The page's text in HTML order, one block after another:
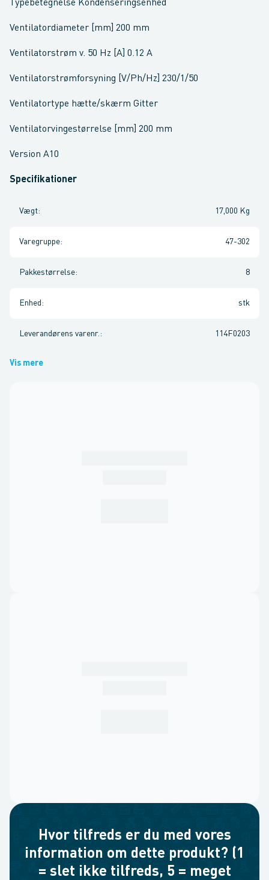
Typebetegnelse Kondenseringsenhed
Ventilatordiameter [mm] 200 mm
Ventilatorstrøm v. 50 Hz [A] 0.12 A
Ventilatorstrømforsyning [V/Ph/Hz] 230/1/50
Ventilatortype hætte/skærm Gitter
Ventilatorvingestørrelse [mm] 200 mm
Version A10
Specifikationer
Vægt: 17,000 Kg
Varegruppe: 47-302
Pakkestørrelse: 8
Enhed : stk
Leverandørens varenr. : 114F0203
Vis mere
Hvor tilfreds er du med vores
information om dette produkt? (1
= slet ikke tilfreds, 5 = meget